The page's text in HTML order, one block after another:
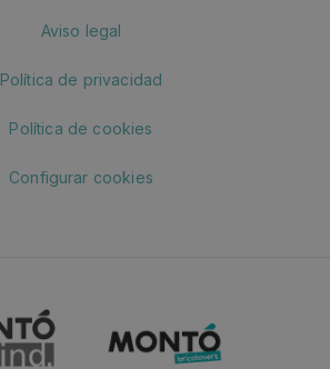
Aviso legal
Política de privacidad
Política de cookies
Configurar cookies